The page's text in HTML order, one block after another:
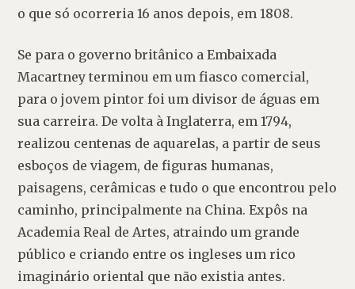
o que só ocorreria 16 anos depois, em 1808.
Se para o governo britânico a Embaixada
Macartney terminou em um fiasco comercial,
para o jovem pintor foi um divisor de águas em
sua carreira. De volta à Inglaterra, em 1794,
realizou centenas de aquarelas, a partir de seus
esboços de viagem, de figuras humanas,
paisagens, cerâmicas e tudo o que encontrou pelo
caminho, principalmente na China. Expôs na
Academia Real de Artes, atraindo um grande
público e criando entre os ingleses um rico
imaginário oriental que não existia antes.